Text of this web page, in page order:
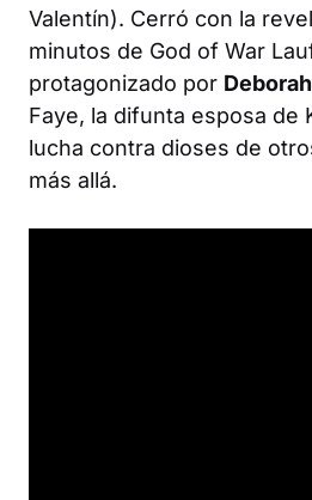
Valentín). Cerró con la
minutos de God of War
protagonizado por
Faye, la difunta esposa de
lucha contra dioses de
más allá.